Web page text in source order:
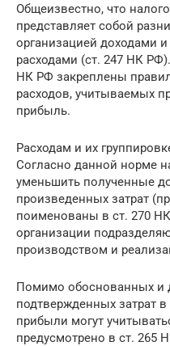
Общеизвестно, что
представляет собой
организацией доходами
расходами (ст. 247 НК
НК РФ закреплены
расходов, учитываемых
прибыль.
Расходам и их
Согласно данной норме
уменьшить полученные
произведенных затрат
поименованы в ст. 270
организации
производством и
Помимо обоснованных и
подтвержденных затрат
прибыли могут
предусмотрено в ст. 265